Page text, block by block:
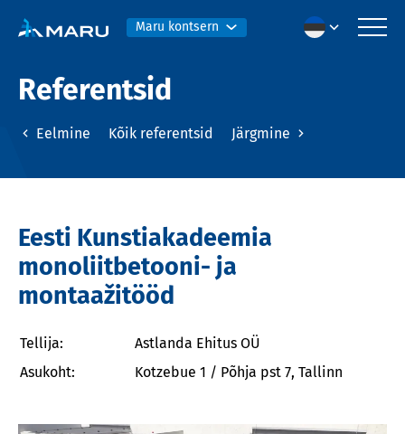
Maru kontsern
Referentsid
Eelmine Kõik referentsid Järgmine
Eesti Kunstiakadeemia
monoliitbetooni- ja
montaažitööd
Tellija:
Astlanda Ehitus OÜ
Asukoht:
Kotzebue 1 / Põhja pst 7, Tallinn